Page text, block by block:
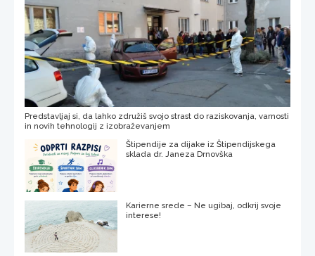
Predstavljaj si, da lahko združiš svojo strast do raziskovanja, varnosti
in novih tehnologij z izobraževanjem
Štipendije za dijake iz Štipendijskega
sklada dr. Janeza Drnovška
Karierne srede – Ne ugibaj, odkrij svoje
interese!